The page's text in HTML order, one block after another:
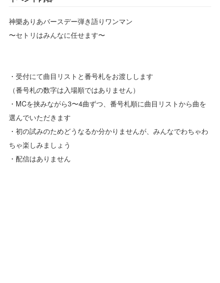
神樂ありあバースデー弾き語りワンマン
〜セトリはみんなに任せます〜
・受付にて曲目リストと番号札をお渡しします
（番号札の数字は入場順ではありません）
・MCを挟みながら3〜4曲ずつ、番号札順に曲目リストから曲を
選んでいただきます
・初の試みのためどうなるか分かりませんが、みんなでわちゃわ
ちゃ楽しみましょう
・配信はありません